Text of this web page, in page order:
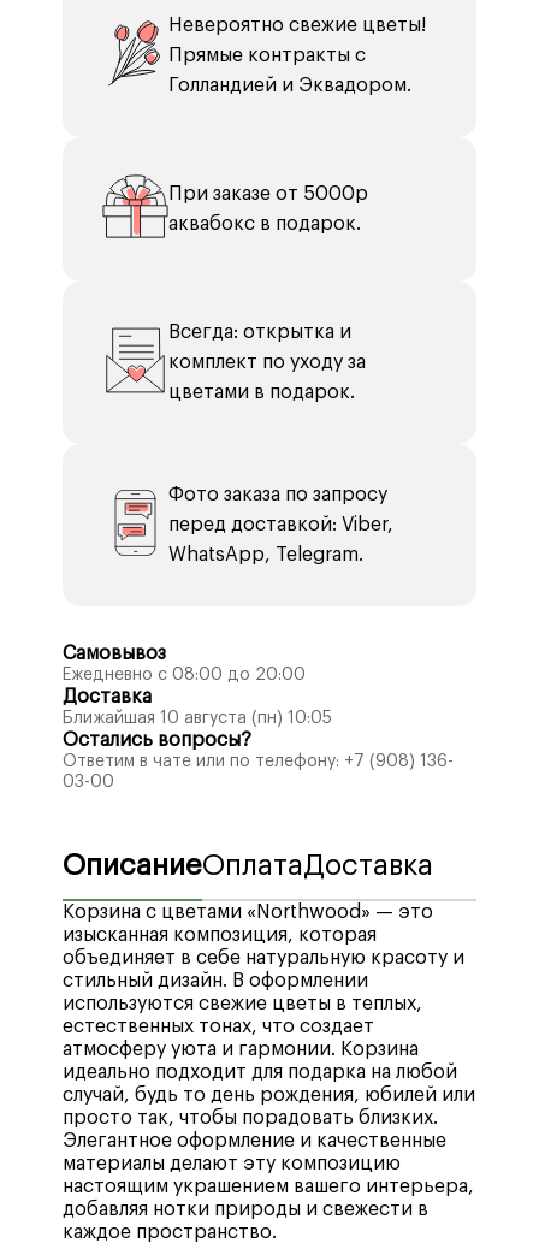
Невероятно свежие цветы!
Прямые контракты с
Голландией и Эквадором.
При заказе от 5000р
аквабокс в подарок.
Всегда: открытка и
комплект по уходу за
цветами в подарок.
Фото заказа по запросу
перед доставкой: Viber,
WhatsApp, Telegram.
Самовывоз
Ежедневно с 08:00 до 20:00
Доставка
Ближайшая 10 августа (пн) 10:05
Остались вопросы?
Ответим в чате или по телефону: +7 (908) 136-
03-00
ОписаниеОплата Доставка
Корзина с цветами «Northwood» — это
изысканная композиция, которая
объединяет в себе натуральную красоту и
стильный дизайн. В оформлении
используются свежие цветы в теплых,
естественных тонах, что создает
атмосферу уюта и гармонии. Корзина
идеально подходит для подарка на любой
случай, будь то день рождения, юбилей или
просто так, чтобы порадовать близких.
Элегантное оформление и качественные
материалы делают эту композицию
настоящим украшением вашего интерьера,
добавляя нотки природы и свежести в
каждое пространство.